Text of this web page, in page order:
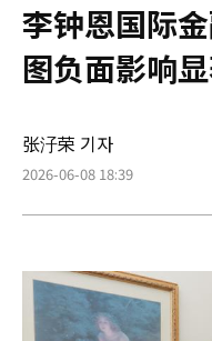
李钟恩国际
图负面影响
张汓荣 기자
2026-06-08 18:39